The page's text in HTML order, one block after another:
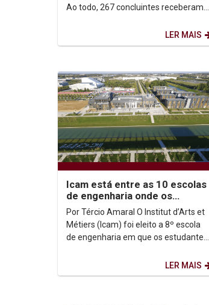
Ao todo, 267 concluintes receberam
reconhecidos e assinados...LER MAIS
Icam está entre as 10 escolas
de engenharia onde os
estudantes são mais felizes
Por Tércio Amaral O Institut d’Arts et
Métiers (Icam) foi eleito a 8º escola
de engenharia em que os estudantes
LER MAIS